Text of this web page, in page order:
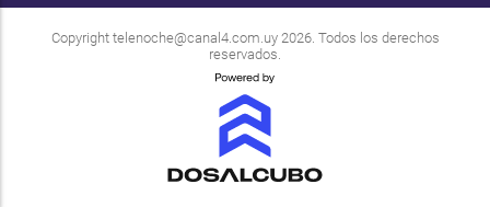
Copyright telenoche@canal4.com.uy2026. Todos los derechos
reservados.